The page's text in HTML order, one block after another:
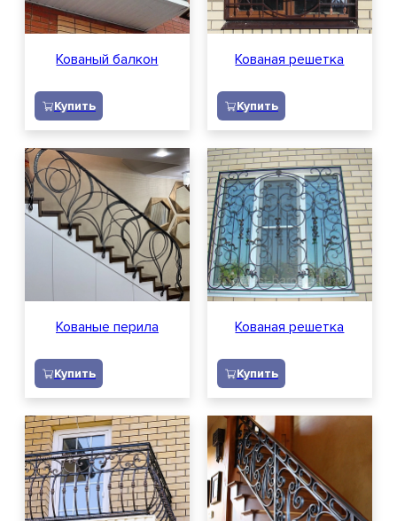
Кованый балкон
Купить
Кованая решетка
Купить
Кованые перила
Купить
Кованая решетка
Купить